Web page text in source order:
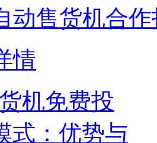
动售货机合
情